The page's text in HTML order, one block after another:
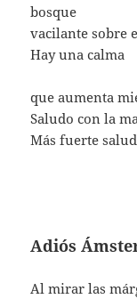
bosque
vacilante sobre
Hay una calma
que aumenta
Saludo con la
Más fuerte
Adiós
Al mirar las